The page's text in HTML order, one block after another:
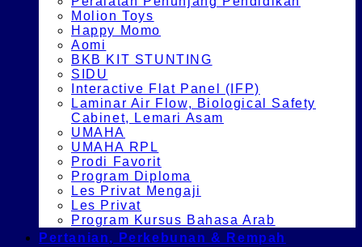
Molion Toys
Happy Momo
Aomi
BKB KIT STUNTING
SIDU
Interactive Flat Panel (IFP)
Laminar Air Flow, Biological Safety
Cabinet, Lemari Asam
UMAHA
UMAHA RPL
Prodi Favorit
Program Diploma
Les Privat Mengaji
Les Privat
Program Kursus Bahasa Arab
Pertanian, Perkebunan & Rempah